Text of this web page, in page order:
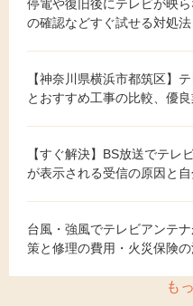
停電や復旧後にテレビが映
の確認などすぐ試せる対処
【神奈川県横浜市都筑区】
とおすすめ工事の比較、優
【すぐ解決】BS放送でテレ
が表示される受信の原因と
台風・強風でテレビアンテ
策と修理の費用・火災保険
も